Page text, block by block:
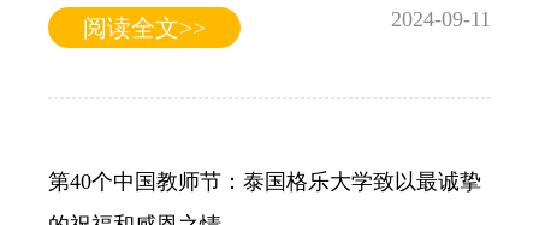
阅读全文>> 2024-09-11
第40个中国教师节：泰国格乐大学致以最诚挚